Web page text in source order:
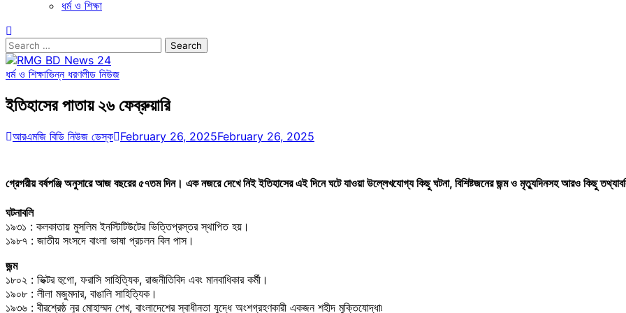
ধর্ম ও শিক্ষা
Search
for:
ধর্ম ও শিক্ষাভিন্ন ধরণলীড নিউজ
ইতিহাসের পাতায় ২৬ ফেব্রুয়ারি
আরএমজি বিডি নিউজ ডেস্ক February 26, 2025February 26, 2025
গ্রেগরীয় বর্ষপঞ্জি অনুসারে আজ বছরের ৫৭তম দিন। এক নজরে দেখে নিই ইতিহাসের এই দিনে ঘটে যাওয়া উল্লেখযোগ্য কিছু ঘটনা, বিশিষ্টজনের জন্ম ও মৃত্যুদিনসহ আরও কিছু
ঘটনাবলি
১৯৩১ : কলকাতায় মুসলিম ইনস্টিটিউটের ভিত্তিপ্রস্তর স্থাপিত হয়।
১৯৮৭ : জাতীয় সংসদে বাংলা ভাষা প্রচলন বিল পাস।
জন্ম
১৮০২ : ভিক্টর হুগো, ফরাসি সাহিত্যিক, রাজনীতিবিদ এবং মানবাধিকার কর্মী।
১৯০৮ : লীলা মজুমদার, বাঙালি সাহিত্যিক।
১৯৩৬ : বীরশ্রেষ্ঠ নূর মোহাম্মদ শেখ, বাংলাদেশের স্বাধীনতা যুদ্ধে অংশগ্রহণকারী একজন শহীদ মুক্তিযোদ্ধা৷